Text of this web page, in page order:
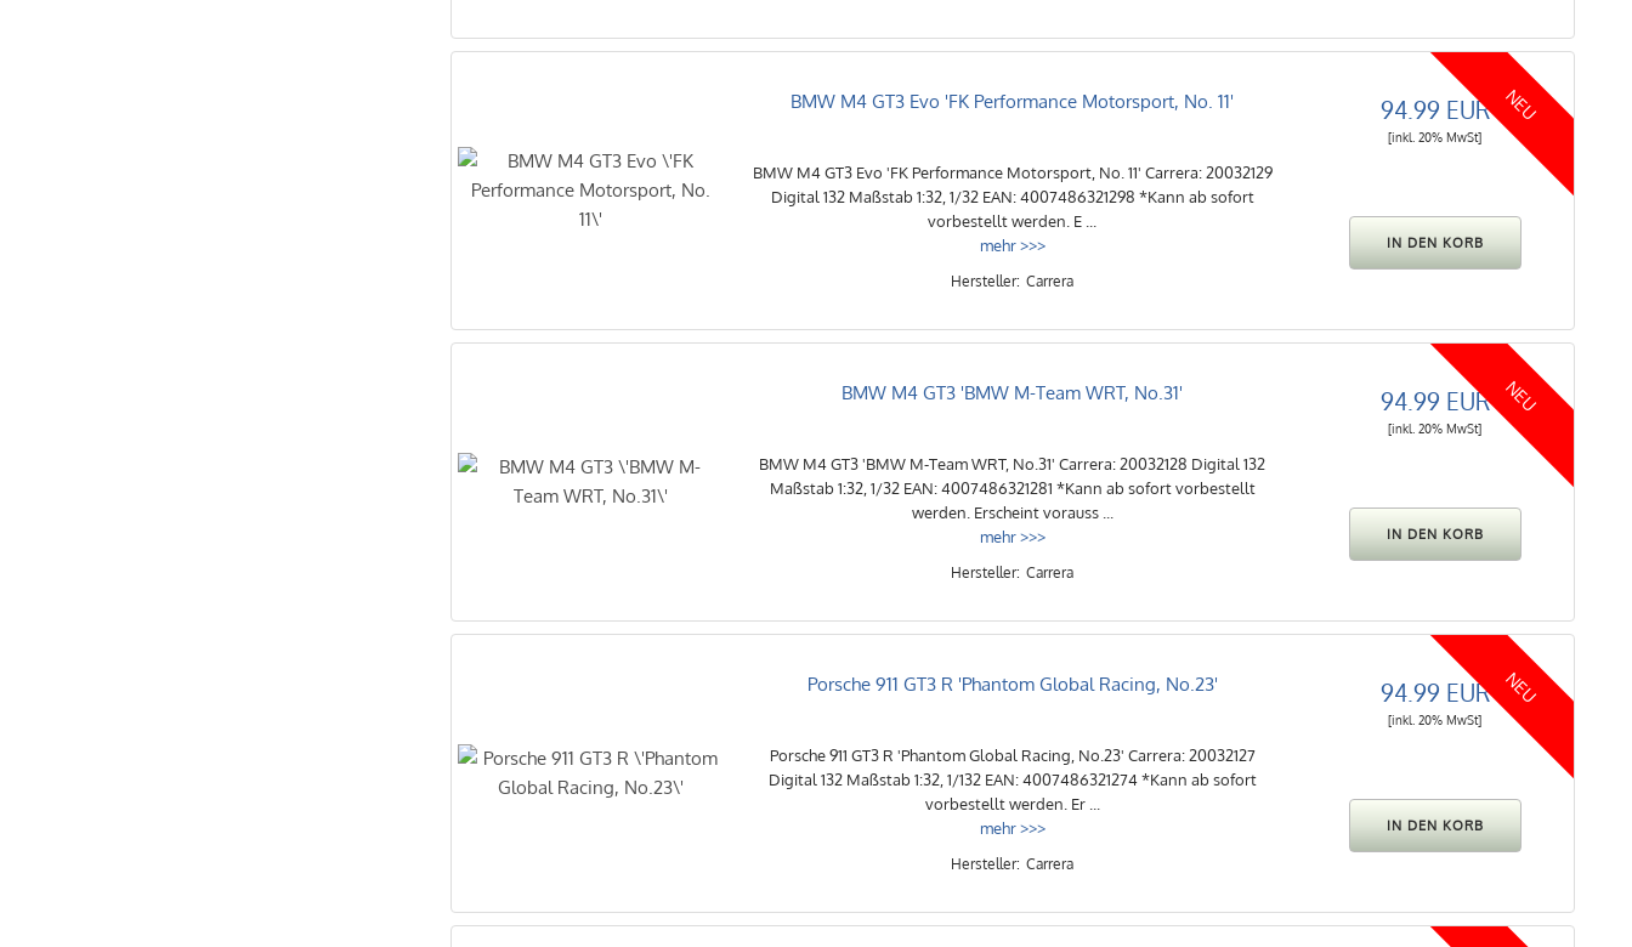
NEU
BMW M4 GT3 Evo 'FK Performance Motorsport, No. 11'
BMW M4 GT3 Evo 'FK Performance Motorsport, No. 11' Carrera: 20032129
Digital 132 Maßstab 1:32, 1/32 EAN: 4007486321298 *Kann ab sofort
vorbestellt werden. E ...
mehr >>>
Carrera
94.99 EUR
[inkl. 20% MwSt]
NEU
BMW M4 GT3 'BMW M-Team WRT, No.31'
BMW M4 GT3 'BMW M-Team WRT, No.31' Carrera: 20032128 Digital 132
Maßstab 1:32, 1/32 EAN: 4007486321281 *Kann ab sofort vorbestellt
werden. Erscheint vorauss ...
mehr >>>
Carrera
94.99 EUR
[inkl. 20% MwSt]
NEU
Porsche 911 GT3 R 'Phantom Global Racing, No.23'
Porsche 911 GT3 R 'Phantom Global Racing, No.23' Carrera: 20032127
Digital 132 Maßstab 1:32, 1/132 EAN: 4007486321274 *Kann ab sofort
vorbestellt werden. Er ...
mehr >>>
Carrera
94.99 EUR
[inkl. 20% MwSt]